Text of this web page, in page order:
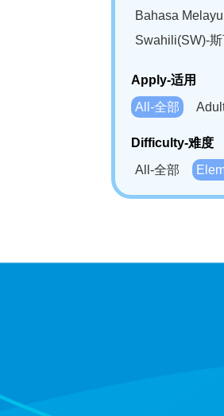
Bahasa
Swahili(SW)-
Apply-适用
All-全部
Difficulty-难度
All-全部